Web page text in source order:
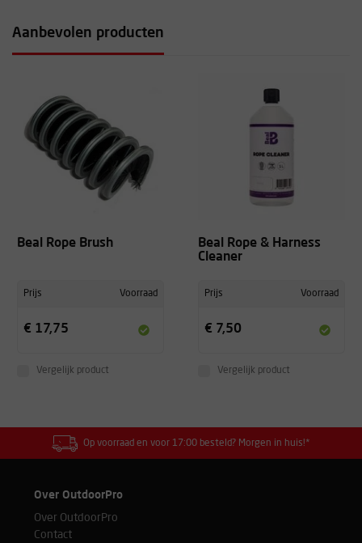
Aanbevolen producten
Beal Rope Brush
Prijs Voorraad
€ 17,75
Vergelijk product
Beal Rope & Harness
Cleaner
Prijs Voorraad
€ 7,50
Vergelijk product
Op voorraad en voor 17:00 besteld? Morgen in huis!*
Over OutdoorPro
Over OutdoorPro
Contact